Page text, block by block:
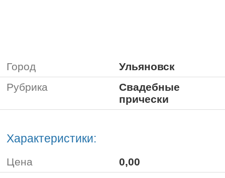
Город
Ульяновск
Рубрика
Свадебные
прически
Характеристики:
Цена 0,00